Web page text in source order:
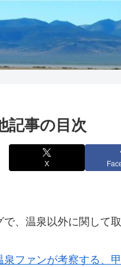
記事の目次
X
で、温泉以外に関して
泉ファンが考察する、